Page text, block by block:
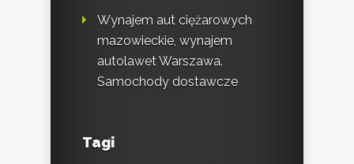
Wynajem aut ciężarowych
mazowieckie, wynajem
autolawet Warszawa.
Samochody dostawcze
Tagi